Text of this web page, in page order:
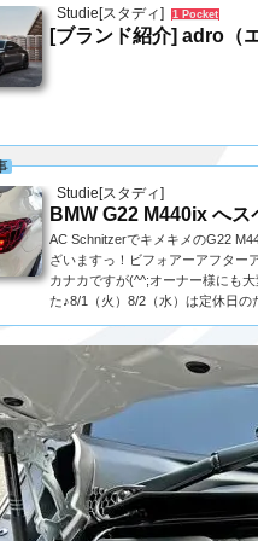
Studie[スタディ] 1 Pocket
[ブランド紹介] adro（
Studie[スタディ]
BMW G22 M440ix へ
AC SchnitzerでキメキメのG22
ざいますっ！ビフォアーアフター
カナカですが(^^;オーナー様にも
た♪8/1（火）8/2（水）は定休日の